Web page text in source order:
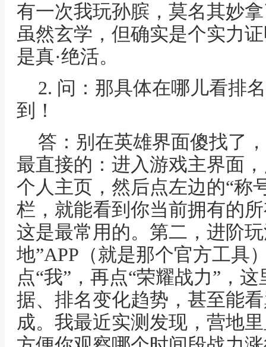
有一次我玩孙膑，莫名其妙
虽然玄学，但确实是个实力
是真·绝活。
2. 问：那具体在哪儿看排
到！
答：别在英雄界面傻找了
最直接的：进入游戏主界面
个人主页，然后点左边的“称
栏，就能看到你当前拥有的
这是最常用的。第二，进阶
地”APP（就是那个官方工具
点“我”，再点“荣耀战力”，
据、排名变化趋势，甚至能
成。我最近实测发现，营地